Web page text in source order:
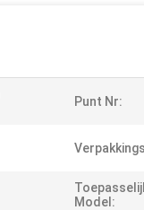
Punt Nr:
Model: